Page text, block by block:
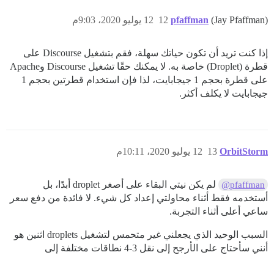
pfaffman (Jay Pfaffman) 12 يوليو 2020، 9:03م 12
إذا كنت تريد أن تكون حياتك سهلة، فقم بتشغيل Discourse على
قطرة (Droplet) خاصة به. لا يمكنك حقًا تشغيل Discourse وApache
على قطرة بحجم 1 جيجابايت، لذا فإن استخدام قطرتين بحجم 1
جيجابايت لا يكلف أكثر.
OrbitStorm 12 يوليو 2020، 10:11م 13
@pfaffman
لم يكن نيتي البقاء على أصغر droplet أبدًا، بل
أستخدمه فقط أثناء محاولتي إعداد كل شيء. لا فائدة من دفع سعر
ساعي أعلى أثناء التجربة.
السبب الوحيد الذي يجعلني غير متحمس لتشغيل droplets اثنين هو
أنني سأحتاج على الأرجح إلى نقل 3-4 نطاقات مختلفة إلى